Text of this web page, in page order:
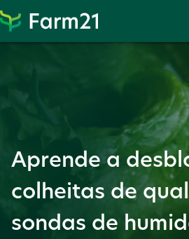
Proceder
para
Aprende a
colheitas de
sondas de